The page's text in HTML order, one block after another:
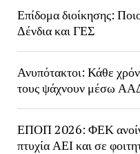
Επίδομα διοίκησης:
Δένδια και ΓΕΣ
Ανυπότακτοι: Κάθε
τους ψάχνουν μέσω
ΕΠΟΠ 2026: ΦΕΚ
πτυχία ΑΕΙ και σε